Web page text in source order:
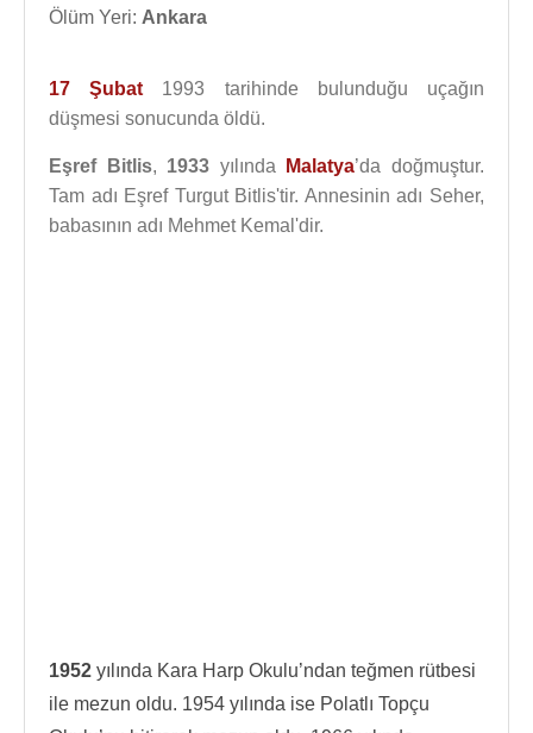
Ölüm Yeri: Ankara
17 Şubat 1993 tarihinde bulunduğu uçağın
düşmesi sonucunda öldü.
Eşref Bitlis, 1933 yılında Malatya’da doğmuştur.
Tam adı Eşref Turgut Bitlis'tir. Annesinin adı Seher,
babasının adı Mehmet Kemal'dir.
1952 yılında Kara Harp Okulu’ndan teğmen rütbesi
ile mezun oldu. 1954 yılında ise Polatlı Topçu